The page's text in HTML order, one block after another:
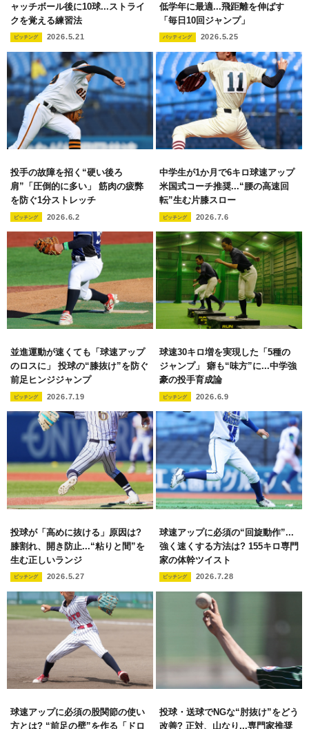
ャッチボール後に10球...ストライ
クを覚える練習法
ピッチング 2026.5.21
低学年に最適...飛距離を伸ばす
「毎日10回ジャンプ」
バッティング 2026.5.25
投手の故障を招く“硬い後ろ
肩”「圧倒的に多い」 筋肉の疲弊
を防ぐ1分ストレッチ
ピッチング 2026.6.2
中学生が1か月で6キロ球速アップ
米国式コーチ推奨...“腰の高速回
転”生む片膝スロー
ピッチング 2026.7.6
並進運動が速くても「球速アップ
のロスに」 投球の“膝抜け”を防ぐ
前足ヒンジジャンプ
ピッチング 2026.7.19
球速30キロ増を実現した「5種の
ジャンプ」 癖も“味方”に...中学強
豪の投手育成論
ピッチング 2026.6.9
投球が「高めに抜ける」原因は?
膝割れ、開き防止...“粘りと間”を
生む正しいランジ
ピッチング 2026.5.27
球速アップに必須の“回旋動作”...
強く速くする方法は? 155キロ専門
家の体幹ツイスト
ピッチング 2026.7.28
球速アップに必須の股関節の使い
方とは? “前足の壁”を作る「ドロ
投球・送球でNGな“肘抜け”をどう
改善? 正対、山なり...専門家推奨